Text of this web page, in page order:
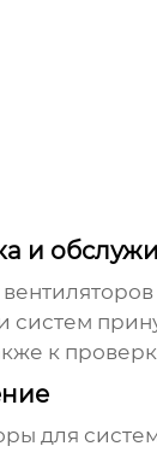
и
систем
к
для